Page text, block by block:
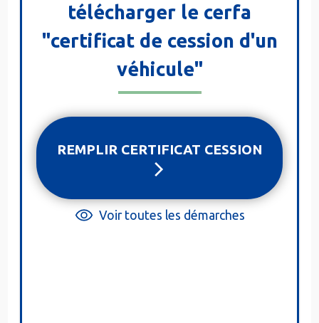
télécharger le cerfa
"certificat de cession d'un
véhicule"
REMPLIR CERTIFICAT CESSION
Voir toutes les démarches